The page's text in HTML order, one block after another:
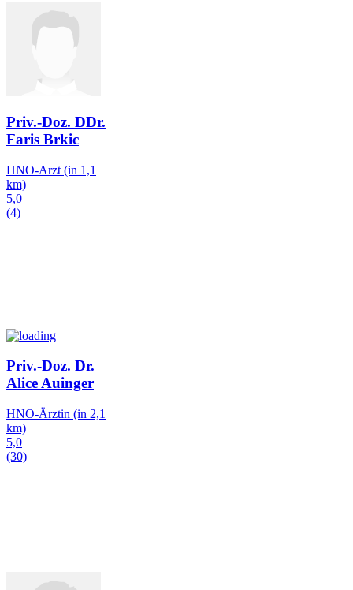
Priv.-Doz. DDr.
Faris Brkic
HNO-Arzt (in 1,1
km)
5,0
(4)
Priv.-Doz. Dr.
Alice Auinger
HNO-Ärztin (in 2,1
km)
5,0
(30)